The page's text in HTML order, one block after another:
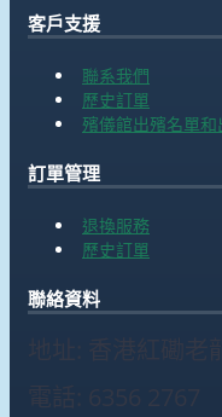
客戶支援
聯系我們
歷史訂單
殯儀館出殯名單和
訂單管理
退換服務
歷史訂單
聯絡資料